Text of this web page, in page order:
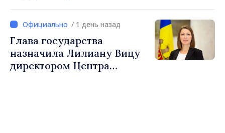
внедрению Национальной
стратегии обороны
/ 1 день назад
Глава государства
назначила Лилиану Вицу
директором Центра